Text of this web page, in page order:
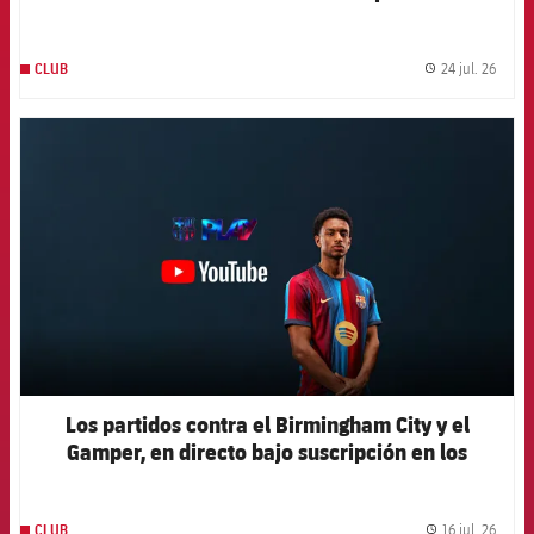
CLUB 24 jul. 26
Los partidos contra el Birmingham City y el
Gamper, en directo bajo suscripción en los
CLUB 16 jul. 26